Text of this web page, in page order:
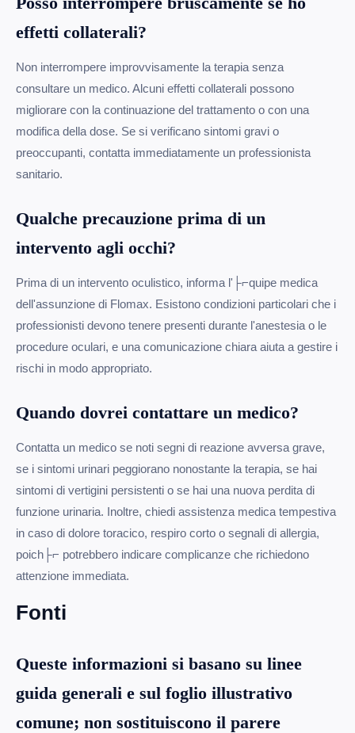
effetti collaterali?
Non interrompere improvvisamente la terapia senza
consultare un medico. Alcuni effetti collaterali possono
migliorare con la continuazione del trattamento o con una
modifica della dose. Se si verificano sintomi gravi o
preoccupanti, contatta immediatamente un professionista
sanitario.
Qualche precauzione prima di un
intervento agli occhi?
Prima di un intervento oculistico, informa l'├⌐quipe medica
dell'assunzione di Flomax. Esistono condizioni particolari che i
professionisti devono tenere presenti durante l'anestesia o le
procedure oculari, e una comunicazione chiara aiuta a gestire i
rischi in modo appropriato.
Quando dovrei contattare un medico?
Contatta un medico se noti segni di reazione avversa grave,
se i sintomi urinari peggiorano nonostante la terapia, se hai
sintomi di vertigini persistenti o se hai una nuova perdita di
funzione urinaria. Inoltre, chiedi assistenza medica tempestiva
in caso di dolore toracico, respiro corto o segnali di allergia,
poich├⌐ potrebbero indicare complicanze che richiedono
attenzione immediata.
Fonti
Queste informazioni si basano su linee
guida generali e sul foglio illustrativo
comune; non sostituiscono il parere